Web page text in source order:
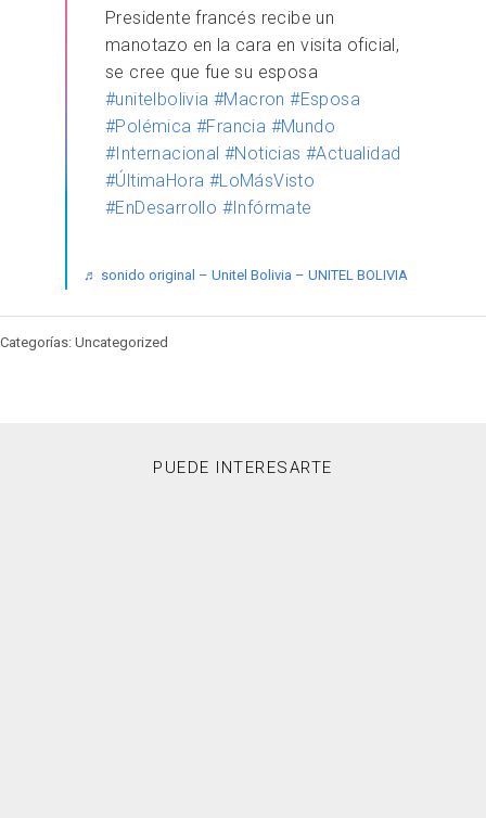
Presidente francés recibe un
manotazo en la cara en visita oficial,
se cree que fue su esposa
#unitelbolivia #Macron #Esposa
#Polémica #Francia #Mundo
#Internacional #Noticias #Actualidad
#ÚltimaHora #LoMásVisto
#EnDesarrollo #Infórmate
♬ sonido original – Unitel Bolivia – UNITEL BOLIVIA
Categorías: Uncategorized
PUEDE INTERESARTE